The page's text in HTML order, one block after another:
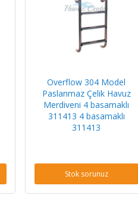
Overflow 304 Model
Paslanmaz Çelik Havuz
Merdiveni 4 basamaklı
311413 4 basamaklı
311413
Stok sorunuz